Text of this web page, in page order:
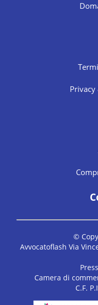
Privacy
©
Avvocatoflash Via
Camera di
C.F.